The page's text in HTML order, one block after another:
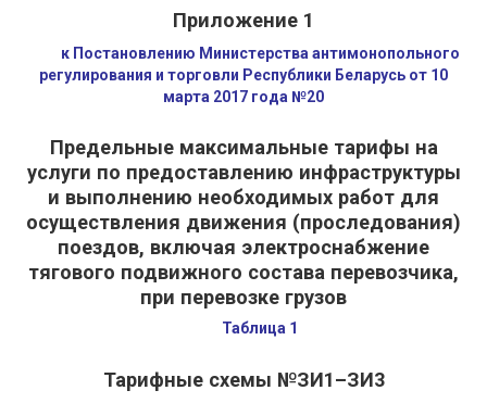
Приложение 1
к Постановлению Министерства антимонопольного
регулирования и торговли Республики Беларусь от 10
марта 2017 года №20
Предельные максимальные тарифы на
услуги по предоставлению инфраструктуры
и выполнению необходимых работ для
осуществления движения (проследования)
поездов, включая электроснабжение
тягового подвижного состава перевозчика,
при перевозке грузов
Таблица 1
Тарифные схемы №ЗИ1–ЗИ3